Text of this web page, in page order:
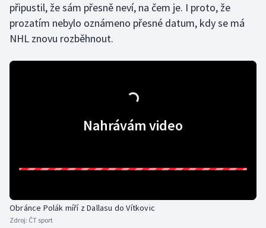
Krasobruslení
Lezení
Lyže a snowboard
Plavání
připustil, že sám přesně neví, na čem je. I proto, že
prozatím nebylo oznámeno přesné datum, kdy se má
NHL znovu rozběhnout.
Nahrávám video
Obránce Polák míří z Dallasu do Vítkovic
Zdroj: ČT sport